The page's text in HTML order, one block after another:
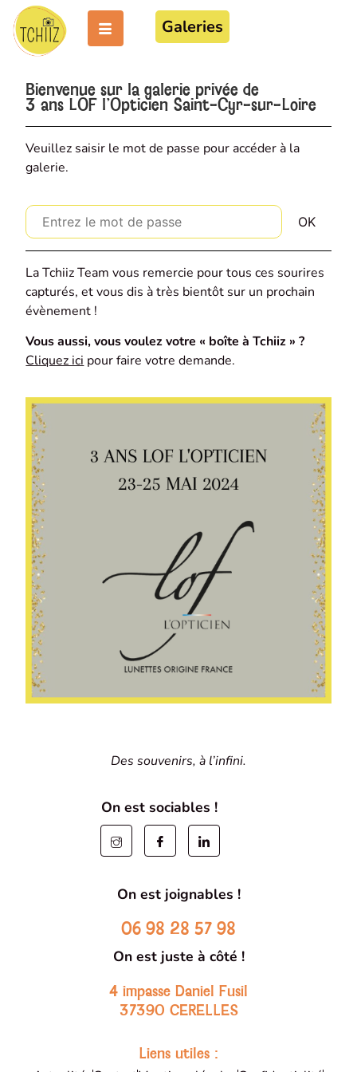
Galeries
Bienvenue sur la galerie privée de
3 ans LOF l'Opticien Saint-Cyr-sur-Loire
Veuillez saisir le mot de passe pour accéder à la
galerie.
La Tchiiz Team vous remercie pour tous ces sourires
capturés, et vous dis à très bientôt sur un prochain
évènement !
Vous aussi, vous voulez votre « boîte à Tchiiz » ?
Cliquez ici pour faire votre demande.
Des souvenirs, à l’infini.
On est sociables !
On est joignables !
06 98 28 57 98
On est juste à côté !
4 impasse Daniel Fusil
37390 CERELLES
Liens utiles :